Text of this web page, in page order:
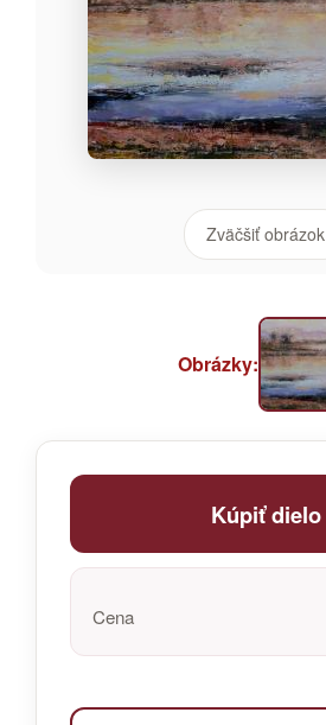
Zväčšiť obrázok
Obrázky:
Kúpiť dielo
Cena